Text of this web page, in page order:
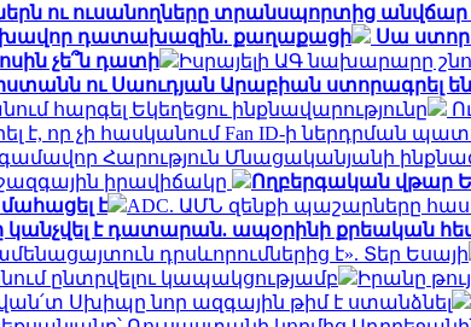
ու ուսանողները տրանսպորտից
գլխավոր դատախազին. քաղաքացի
Սա
չե՞ն դատի
Իսրայելի ԱԳ նախարարը
ու Սաուդյան Արաբիան ստորագրել
հարգել Եկեղեցու ինքնավարությունը
է, որ չի հասկանում Fan ID-ի ներդրման
Հարություն Մնացականյանի
իրավիճակը
Ողբերգական վթար
է
ADC. ԱՄՆ զենքի պաշարները
կանչվել է դատարան. ապօրինի քրեական
դրսևորումներից է». Տեր Եսայի
ընտրվելու կապակցությամբ
Իրանը
Սխիպը նոր ազգային թիմ է ստանձնել